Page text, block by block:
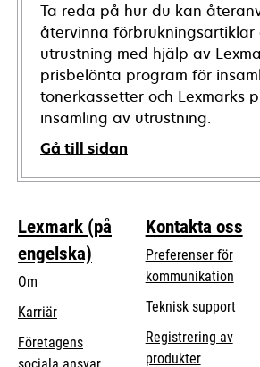
Ta reda på hur du kan
återvinna förbrukningsartiklar
utrustning med hjälp av
prisbelönta program för
tonerkassetter och Lexmarks
insamling av utrustning.
Gå till sidan
Lexmark (på
engelska)
Om
Karriär
Företagens
opens
Kontakta oss
Preferenser för
kommunikation
Teknisk support
Registrering av
produkter